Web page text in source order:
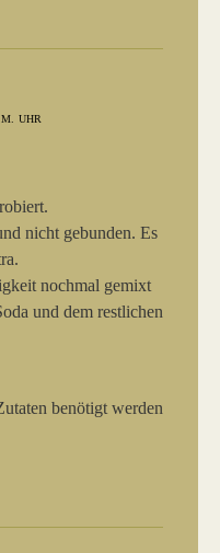
UHR
nicht gebunden. Es
nochmal gemixt
und dem restlichen
benötigt werden